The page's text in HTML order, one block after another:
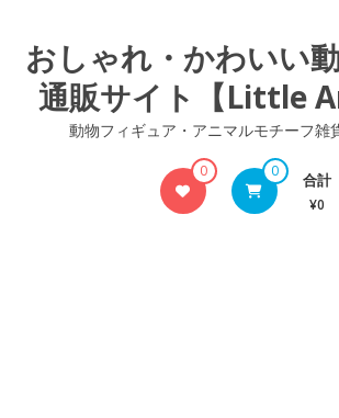
おしゃれ・かわいい
通販サイト【Little
動物フィギュア・アニマルモチーフ雑
0 0 合計
¥0